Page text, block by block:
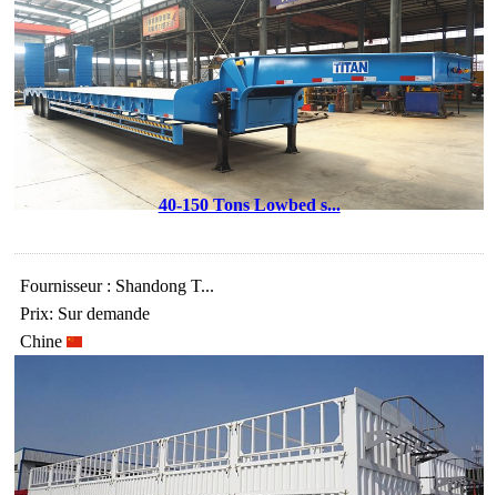
40-150 Tons Lowbed s...
Fournisseur : Shandong T...
Prix: Sur demande
Chine